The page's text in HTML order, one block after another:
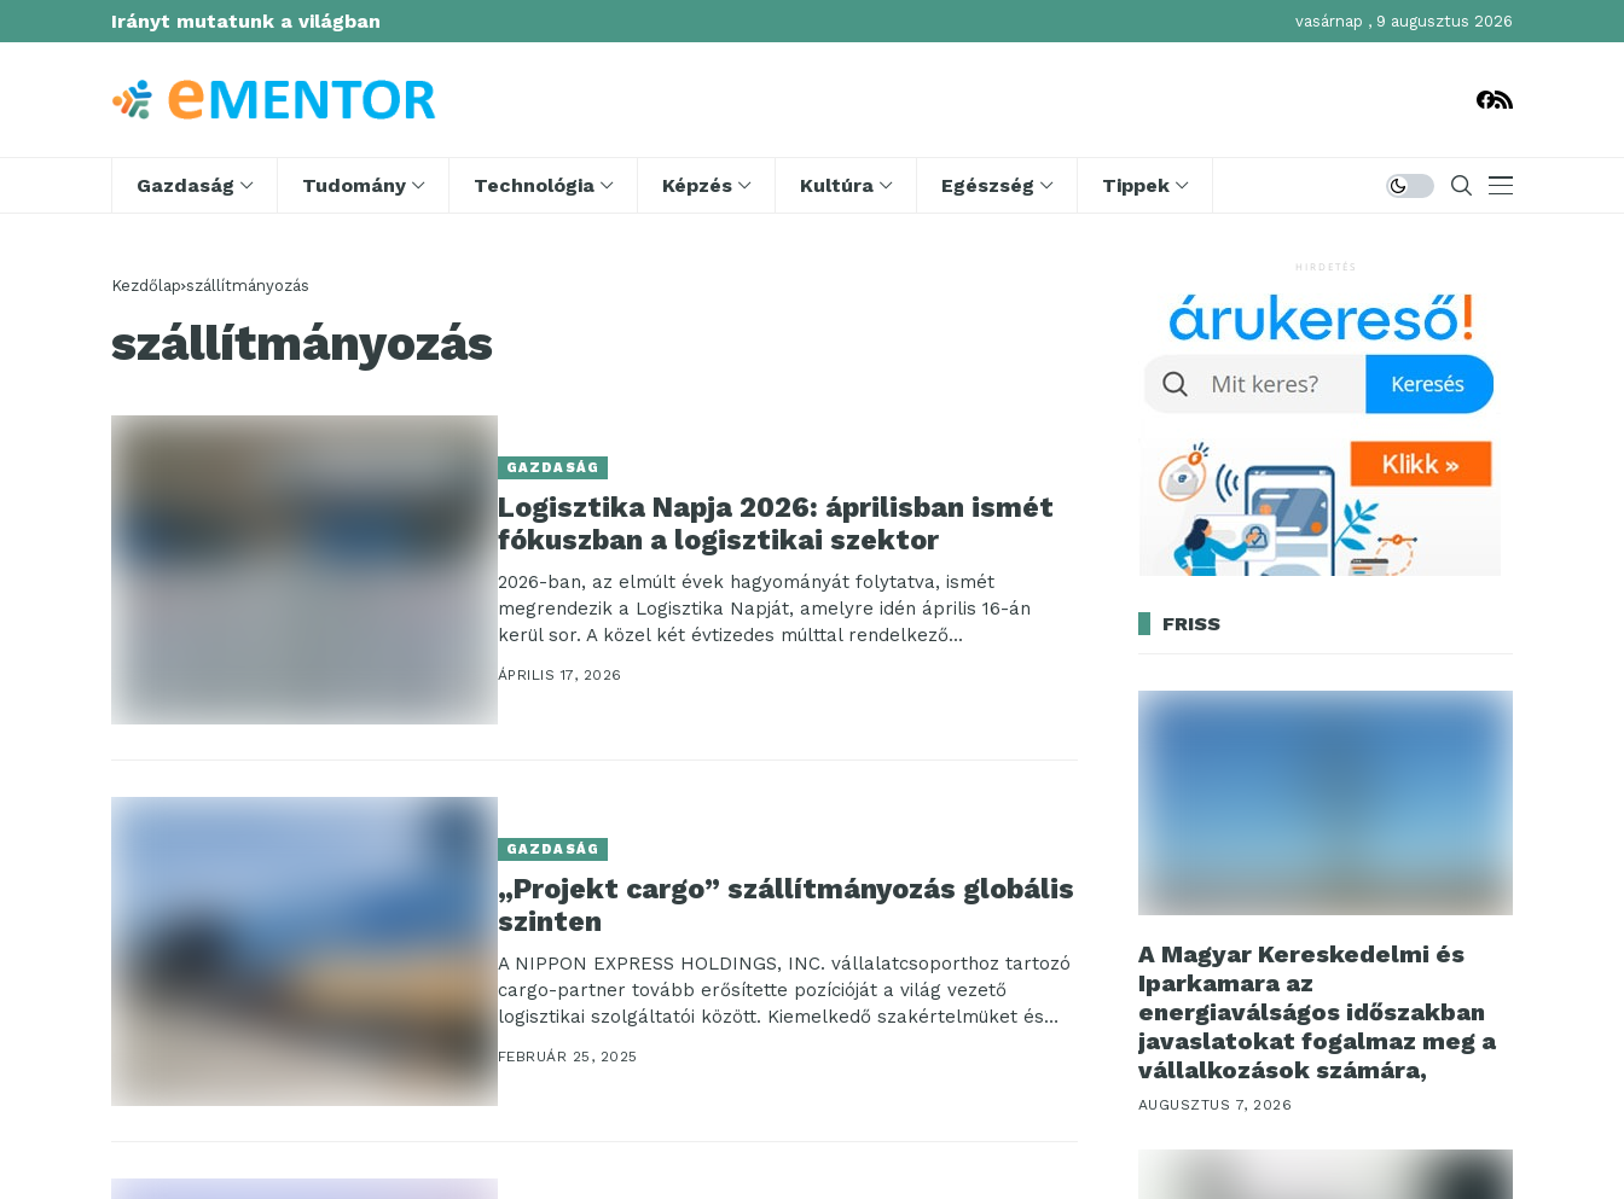
Irányt mutatunk a világban vasárnap , 9 augusztus 2026
Gazdaság Tudomány Technológia Képzés Kultúra Egészség Tippek
Kezdőlap szállítmányozás
szállítmányozás
GAZDASÁG
Logisztika Napja 2026: áprilisban ismét
fókuszban a logisztikai szektor
2026-ban, az elmúlt évek hagyományát folytatva, ismét
megrendezik a Logisztika Napját, amelyre idén április 16-án
kerül sor. A közel két évtizedes múlttal rendelkező...
ÁPRILIS 17, 2026
GAZDASÁG
„Projekt cargo” szállítmányozás globális
szinten
A NIPPON EXPRESS HOLDINGS, INC. vállalatcsoporthoz tartozó
cargo-partner tovább erősítette pozícióját a világ vezető
logisztikai szolgáltatói között. Kiemelkedő szakértelmüket és
innovatív megközelítésüket számos...
FEBRUÁR 25, 2025
HIRDETÉS
FRISS
A Magyar Kereskedelmi és
Iparkamara az
energiaválságos időszakban
javaslatokat fogalmaz meg a
vállalkozások számára,
AUGUSZTUS 7, 2026